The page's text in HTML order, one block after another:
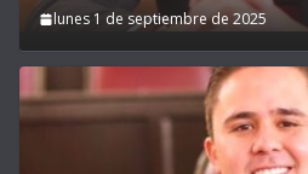
lunes 1 de septiembre de 2025